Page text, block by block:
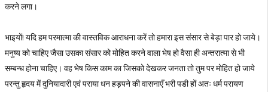
करने लगा।
भाइयों! यदि हम परमात्मा की वास्तविक आराधना करें तो हमारा इस संसार से बेड़ा पार हो जाये।
मनुष्य को चाहिए जैसा उसका संसार को मोहित करने वाला भेष हो वैसा ही अन्तरात्मा से भी
सम्बन्ध होना चाहिए। वह भेष किस काम का जिसको देखकर जनता तो तुम पर मोहित हो जाये
परन्तु हृदय में दुनियादारी एवं पराया धन हड़पने की वासनाएँ भरी पडी हों अतः धर्म परायण